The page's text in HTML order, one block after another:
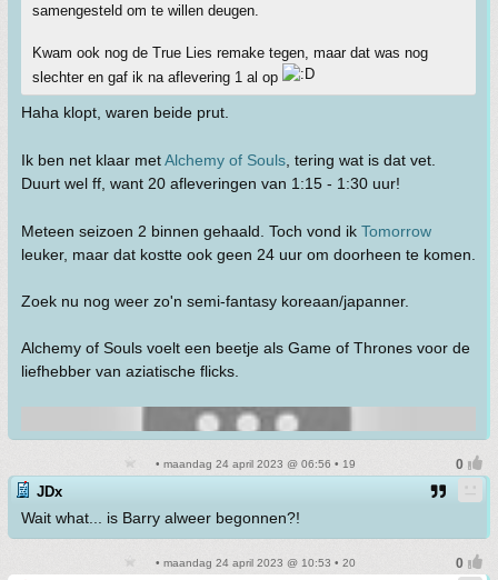
samengesteld om te willen deugen.
Kwam ook nog de True Lies remake tegen, maar dat was nog
slechter en gaf ik na aflevering 1 al op
Haha klopt, waren beide prut.
Ik ben net klaar metAlchemy of Souls , tering wat is dat vet.
Duurt wel ff, want 20 afleveringen van 1:15 - 1:30 uur!
Meteen seizoen 2 binnen gehaald. Toch vond ik Tomorrow
leuker, maar dat kostte ook geen 24 uur om doorheen te komen.
Zoek nu nog weer zo'n semi-fantasy koreaan/japanner.
Alchemy of Souls voelt een beetje als Game of Thrones voor de
liefhebber van aziatische flicks.
• maandag 24 april 2023 @ 06:56 • 19
JDx
Wait what... is Barry alweer begonnen?!
• maandag 24 april 2023 @ 10:53 • 20